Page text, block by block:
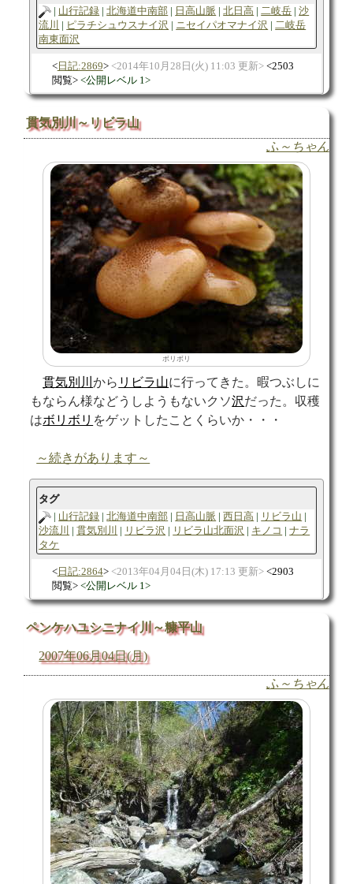
山行記録
北海道中南部 日高山脈 北日高 二岐岳
沙
流川
ピラチシュウスナイ沢 ニセイパオマナイ沢
二岐岳
南東面沢
日記:2869 2014年10月28日(火) 11:03 更新
2503
閲覧
公開レベル 1
貫気別川～リビラ山
ふ～ちゃん
ボリボリ
貫気別川から リビラ山に行ってきた。暇つぶしに
もならん様などうしようもないクソ沢だった。収穫
はボリボリ をゲットしたことくらいか・・・
～続きがあります～
タグ
山行記録
北海道中南部 日高山脈 西日高
リビラ山
沙流川
貫気別川 リビラ沢 リビラ山北面沢 キノコ
ナラ
タケ
日記:2864 2013年04月04日(木) 17:13 更新
2903
閲覧
公開レベル 1
ペンケハユシニナイ川～糠平山
2007年06月04日(月)
ふ～ちゃん